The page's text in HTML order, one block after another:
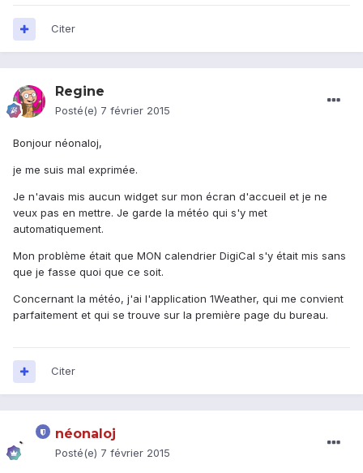
Citer
Regine
Posté(e) 7 février 2015
Bonjour néonaloj,
je me suis mal exprimée.
Je n'avais mis aucun widget sur mon écran d'accueil et je ne
veux pas en mettre. Je garde la météo qui s'y met
automatiquement.
Mon problème était que MON calendrier DigiCal s'y était mis sans
que je fasse quoi que ce soit.
Concernant la météo, j'ai l'application 1Weather, qui me convient
parfaitement et qui se trouve sur la première page du bureau.
Citer
néonaloj
Posté(e) 7 février 2015